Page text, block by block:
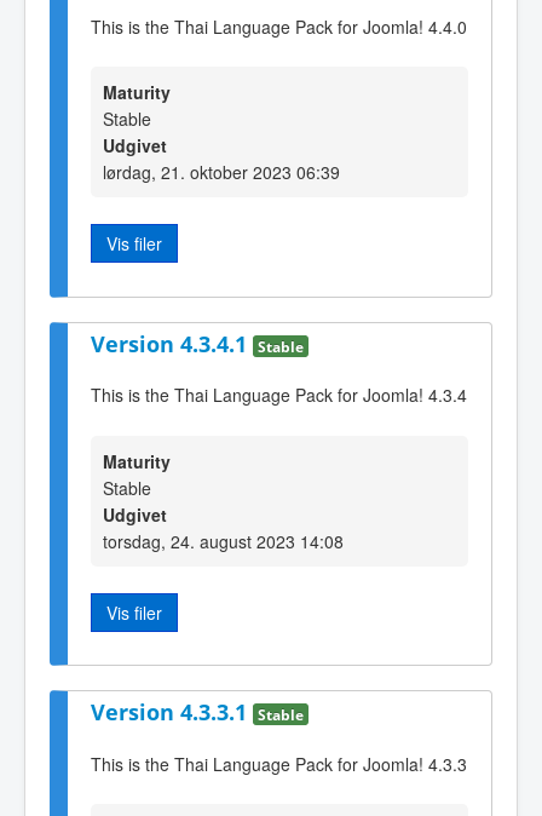
This is the Thai Language Pack for Joomla! 4.4.0
Maturity
Stable
Udgivet
lørdag, 21. oktober 2023 06:39
Vis filer
Version 4.3.4.1 Stable
This is the Thai Language Pack for Joomla! 4.3.4
Maturity
Stable
Udgivet
torsdag, 24. august 2023 14:08
Vis filer
Version 4.3.3.1 Stable
This is the Thai Language Pack for Joomla! 4.3.3